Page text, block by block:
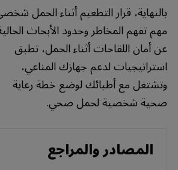
بالنهاية، قرار التطعيم أثناء الحمل
مهم تفهم المخاطر وحدود الأبحاث
عن أمان اللقاحات أثناء الحمل، تطبق
استراتيجيات لدعم جهازك المناعي،
وتشتغل مع أطبائك لوضع خطة رعاية
صحية شخصية لحمل صحي.
المصادر والمراجع